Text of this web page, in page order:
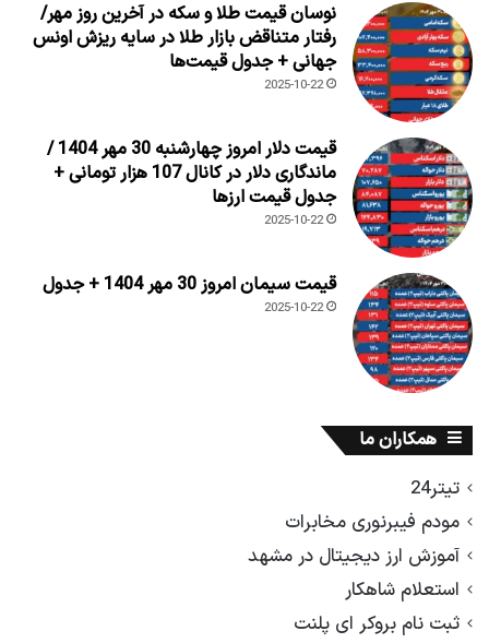
نوسان قیمت طلا و سکه در آخرین روز مهر/
رفتار متناقض بازار طلا در سایه ریزش اونس
جهانی + جدول قیمت‌ها
2025-10-22
قیمت دلار امروز چهارشنبه 30 مهر 1404 /
ماندگاری دلار در کانال 107 هزار تومانی +
جدول قیمت ارزها
2025-10-22
قیمت سیمان امروز 30 مهر 1404 + جدول
2025-10-22
همکاران ما
تیتر24
مودم فیبرنوری مخابرات
آموزش ارز دیجیتال در مشهد
استعلام شاهکار
ثبت نام بروکر ای پلنت